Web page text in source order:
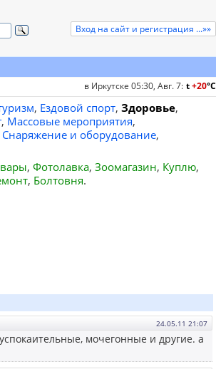
Вход на сайт и регистрация ...»»
в Иркутске 05:30, Авг. 7: t+20°C
, Ездовой спорт, Здоровье,
, Массовые мероприятия,
Снаряжение и оборудование,
, Фотолавка, Зоомагазин, Куплю,
, Болтовня.
24.05.11 21:07
мочегонные и другие. а